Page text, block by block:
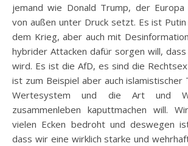
jemand wie Donald Trump, der Europa
von außen unter Druck setzt. Es ist
dem Krieg, aber auch mit
hybrider Attacken dafür sorgen will,
wird. Es ist die AfD, es sind die
ist zum Beispiel aber auch
Wertesystem und die Art und
zusammenleben kaputtmachen will.
vielen Ecken bedroht und deswegen
dass wir eine wirklich starke und